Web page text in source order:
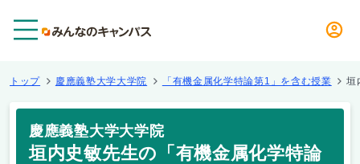
トップ 慶應義塾大学大学院 「有機金属化学特論第1」を含む授業 垣
慶應義塾大学大学院
垣内史敏先生の「有機金属化学特論